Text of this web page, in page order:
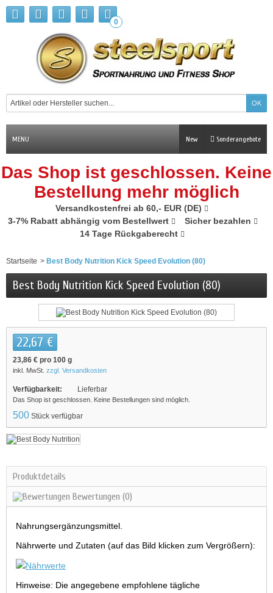
0
MENU Sonderangebote
New
Das Shop ist geschlossen. Keine
Bestellung mehr möglich
Versandkostenfrei ab 60,- EUR (DE)
3-7% Rabatt abhängig vom Bestellwert
Sicher bezahlen
14 Tage Rückgaberecht
Startseite > Best Body Nutrition Kick Speed Evolution (80)
Best Body Nutrition Kick Speed Evolution (80)
22,67 €
23,86 € pro 100 g
inkl. MwSt. zzgl. Versandkosten
Verfügbarkeit: Lieferbar
Das Shop ist geschlossen. Keine Bestellungen sind möglich.
500 Stück verfügbar
Produktdetails
Bewertungen (0)
Nahrungsergänzungsmittel.
Nährwerte und Zutaten (auf das Bild klicken zum Vergrößern):
Hinweise: Die angegebene empfohlene tägliche